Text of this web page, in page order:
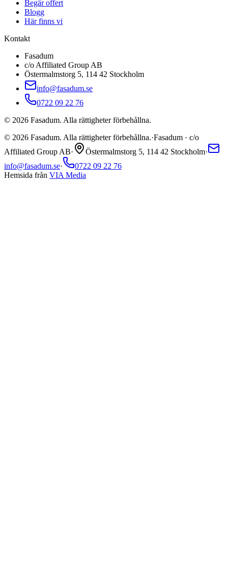
Begär offert
Blogg
Här finns vi
Kontakt
Fasadum
c/o Affiliated Group AB
Östermalmstorg 5, 114 42 Stockholm
info@fasadum.se
0722 09 22 76
© 2026 Fasadum. Alla rättigheter förbehållna.
© 2026 Fasadum. Alla rättigheter förbehållna.·Fasadum · c/o
Affiliated Group AB· Östermalmstorg 5, 114 42 Stockholm·
info@fasadum.se·
0722 09 22 76
Hemsida från VIA Media